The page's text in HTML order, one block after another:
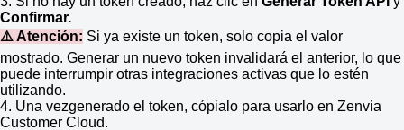
Confirmar.
⚠️ Atención: Si ya existe un token, solo copia el valor
mostrado. Generar un nuevo token invalidará el anterior, lo que
puede interrumpir otras integraciones activas que lo estén
utilizando.
4. Una vezgenerado el token, cópialo para usarlo en Zenvia
Customer Cloud.